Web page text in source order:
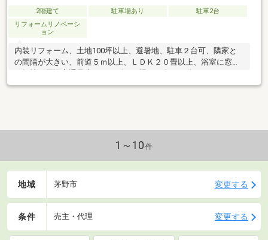
2階建て 駐車場あり
駐車2台
リフォームリノベーシ
ョン
内装リフォーム、土地100坪以上、避暑地、駐車２台可、隣家と
の間隔が大きい、前道５ｍ以上、ＬＤＫ２０畳以上、浴室に窓、
1～10 件
地域 茅野市 変更する
条件 売主・代理 変更する